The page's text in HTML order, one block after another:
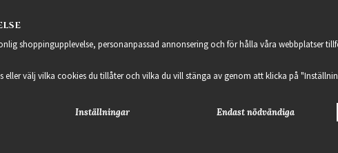
2021 Delightful Hair
shoppingupplevelse, personanpassad annonsering och för hålla våra
välj vilka cookies du tillåter och vilka du vill stänga av genom att klicka på
Inställningar Endast nödvändiga